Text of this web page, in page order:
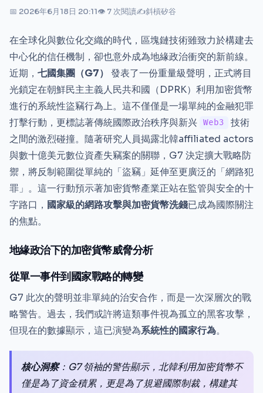
📅 2026年6月18日 20:11👁 7 次閱讀✍斜槓矽谷
在全球化與數位化交織的時代，區塊鏈技術雖致力於構建去
中心化的信任機制，卻也意外成為地緣政治衝突的新前線。
近期， 七國集團（G7）
發表了一份重量級聲明，正式將目
光鎖定在朝鮮民主主義人民共和國（DPRK）利用加密貨幣
進行的系統性盜竊行為上。這不僅僅是一場單純的金融犯罪
打擊行動，更標誌著傳統國際政治秩序與新兴
Web3
技術
之間的激烈碰撞。隨著研究人員揭露北韓affiliated actors
與數十億美元數位資產失竊案的關聯，G7 決定擴大戰略防
禦，將反制範圍從單純的「盜竊」延伸至更廣泛的「網路犯
罪」。這一行動預示著加密貨幣產業正站在監管與安全的十
字路口， 國家級的網路攻擊與加密貨幣洗錢已成為國際關注
的焦點。
地緣政治下的加密貨幣威脅分析
從單一事件到國家戰略的轉變
G7 此次的聲明並非單純的治安合作，而是一次深層次的戰
略警告。過去，我們或許將這類事件視為孤立的黑客攻擊，
但現在的數據顯示，這已演變為系統性的國家行為。
核心洞察：G7 領袖的警告顯示，北韓利用加密貨幣不
僅是為了資金積累，更是為了規避國際制裁，構建其